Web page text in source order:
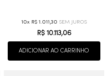
10 R$ 1.011 ,30
R$ 10.113,06
ADICIONAR AO CARRINHO